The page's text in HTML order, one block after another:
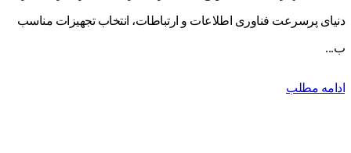
دنیای پرسرعت فناوری اطلاعات و ارتباطات، انتخاب تجهیزات مناسب
ب...
ادامه مطلب